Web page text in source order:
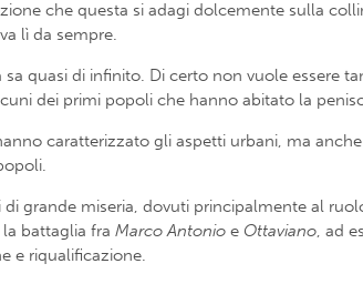
che questa si adagi dolcemente sulla
lì da sempre.
quasi di infinito. Di certo non vuole essere
dei primi popoli che hanno abitato la
caratterizzato gli aspetti urbani, ma
grande miseria, dovuti principalmente al
battaglia fra Marco Antonio e Ottaviano , ad
e riqualificazione.